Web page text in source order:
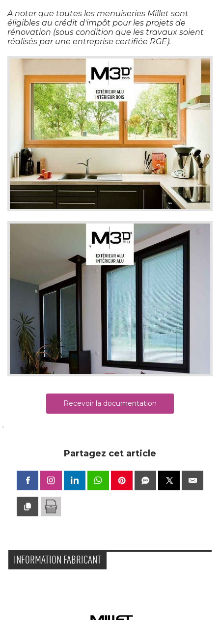
A noter que toutes les menuiseries Millet sont
éligibles au crédit d'impôt pour les projets de
rénovation (sous condition que les travaux soient
réalisés par une entreprise certifiée RGE).
Recevoir la documentation
Partagez cet article
INFORMATION FABRICANT